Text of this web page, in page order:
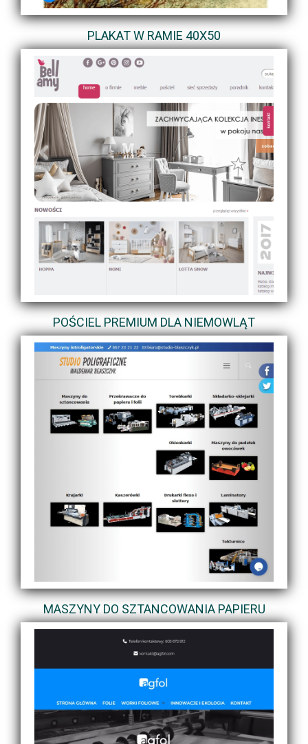
PLAKAT W RAMIE 40X50
POŚCIEL PREMIUM DLA NIEMOWLĄT
MASZYNY DO SZTANCOWANIA PAPIERU